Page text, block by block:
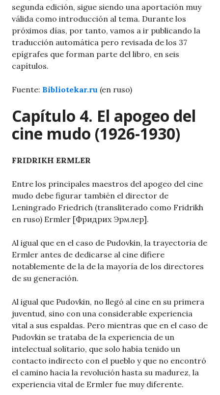
segunda edición, sigue siendo una aportación muy
válida como introducción al tema. Durante los
próximos días, por tanto, vamos a ir publicando la
traducción automática pero revisada de los 37
epígrafes que forman parte del libro, en seis
capítulos.
Fuente: Bibliotekar.ru (en ruso)
Capítulo 4. El apogeo del
cine mudo (1926-1930)
FRIDRIKH ERMLER
Entre los principales maestros del apogeo del cine
mudo debe figurar también el director de
Leningrado Friedrich (transliterado como Fridrikh
en ruso) Ermler [Фридрих Эрмлер].
Al igual que en el caso de Pudovkin, la trayectoria de
Ermler antes de dedicarse al cine difiere
notablemente de la de la mayoría de los directores
de su generación.
Al igual que Pudovkin, no llegó al cine en su primera
juventud, sino con una considerable experiencia
vital a sus espaldas. Pero mientras que en el caso de
Pudovkin se trataba de la experiencia de un
intelectual solitario, que solo había tenido un
contacto indirecto con el pueblo y que no encontró
el camino hacia la revolución hasta su madurez, la
experiencia vital de Ermler fue muy diferente.